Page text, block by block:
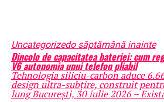
Uncategorizedo săptămână inainte
Dincolo de capacitatea bateriei: cum
V6 autonomia unui telefon pliabil
Tehnologia siliciu-carbon aduce
design ultra-subțire, construit
lung București, 30 iulie 2026 –